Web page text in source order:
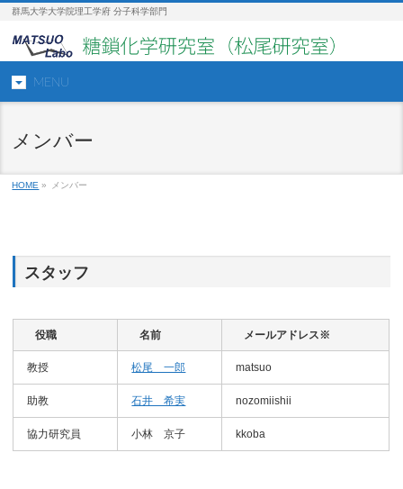
群馬大学大学院理工学府 分子科学部門
MENU
メンバー
HOME » メンバー
スタッフ
役職 名前 メールアドレス※
教授 松尾 一郎 matsuo
助教 石井 希実 nozomiishii
協力研究員 小林 京子 kkoba